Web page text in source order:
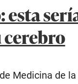
Medicina de